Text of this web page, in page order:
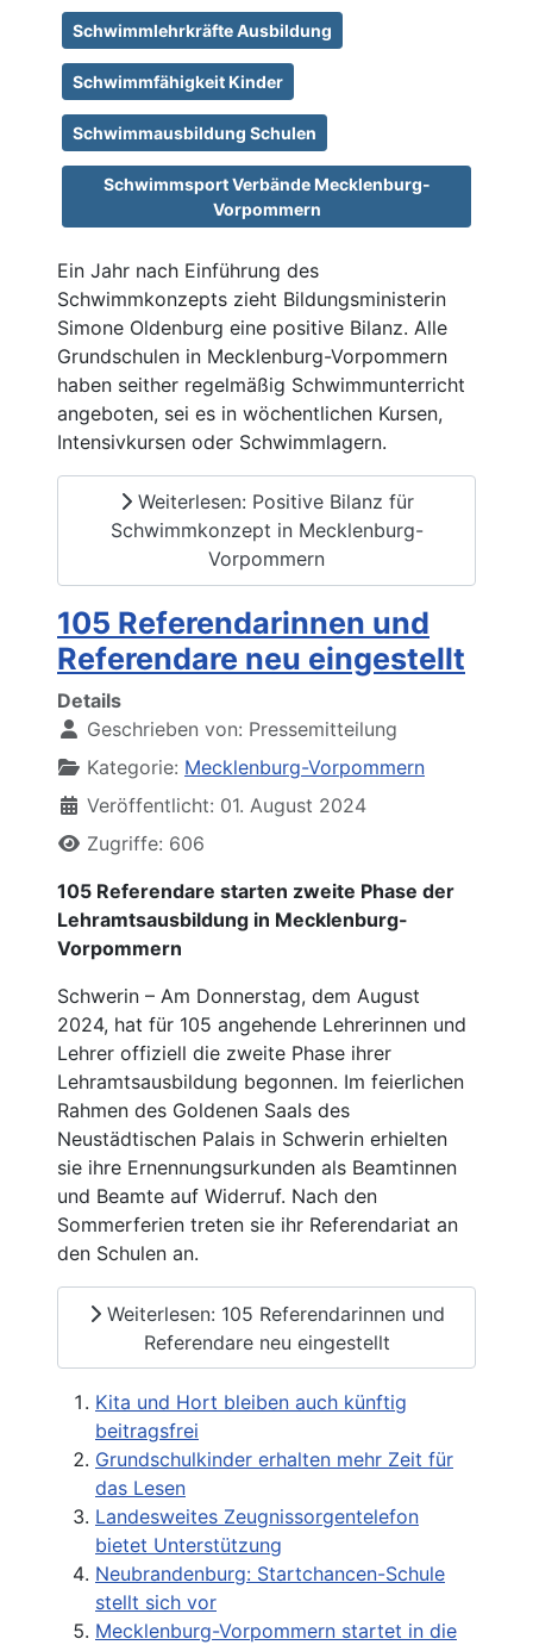
Schwimmlehrkräfte Ausbildung
Schwimmfähigkeit Kinder
Schwimmausbildung Schulen
Schwimmsport Verbände Mecklenburg-
Vorpommern
Ein Jahr nach Einführung des
Schwimmkonzepts zieht Bildungsministerin
Simone Oldenburg eine positive Bilanz. Alle
Grundschulen in Mecklenburg-Vorpommern
haben seither regelmäßig Schwimmunterricht
angeboten, sei es in wöchentlichen Kursen,
Intensivkursen oder Schwimmlagern.
Weiterlesen: Positive Bilanz für
Schwimmkonzept in Mecklenburg-
Vorpommern
105 Referendarinnen und
Referendare neu eingestellt
Details
Geschrieben von: Pressemitteilung
Kategorie: Mecklenburg-Vorpommern
Veröffentlicht: 01. August 2024
Zugriffe: 606
105 Referendare starten zweite Phase der
Lehramtsausbildung in Mecklenburg-
Vorpommern
Schwerin – Am Donnerstag, dem August
2024, hat für 105 angehende Lehrerinnen und
Lehrer offiziell die zweite Phase ihrer
Lehramtsausbildung begonnen. Im feierlichen
Rahmen des Goldenen Saals des
Neustädtischen Palais in Schwerin erhielten
sie ihre Ernennungsurkunden als Beamtinnen
und Beamte auf Widerruf. Nach den
Sommerferien treten sie ihr Referendariat an
den Schulen an.
Weiterlesen: 105 Referendarinnen und
Referendare neu eingestellt
Kita und Hort bleiben auch künftig
beitragsfrei
Grundschulkinder erhalten mehr Zeit für
das Lesen
Landesweites Zeugnissorgentelefon
bietet Unterstützung
Neubrandenburg: Startchancen-Schule
stellt sich vor
Mecklenburg-Vorpommern startet in die